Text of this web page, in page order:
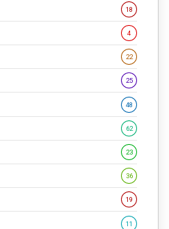
18
4
22
25
48
62
23
36
19
11